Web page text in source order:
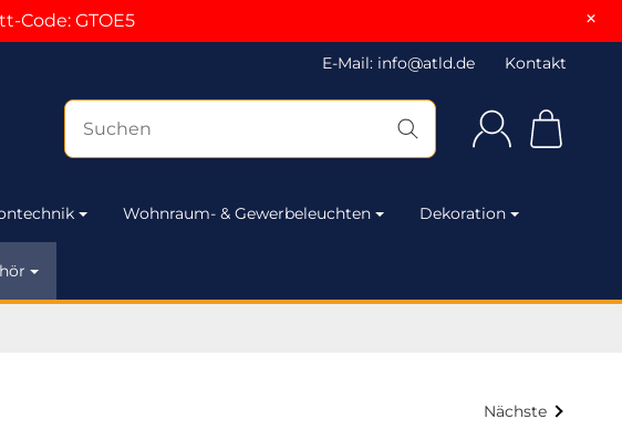
Code: GTOE5 ×
E-Mail: info@atld.de Kontakt
Wohnraum- & Gewerbeleuchten Dekoration
Nächste